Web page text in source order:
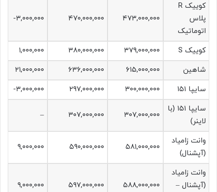
کوییک R
پلاس
اتوماتیک
۴۷۳,۰۰۰,۰۰۰ ۴۷۰,۰۰۰,۰۰۰ ۳,۰۰۰,۰۰۰-
کوییک S ۳۷۹,۰۰۰,۰۰۰ ۳۸۰,۰۰۰,۰۰۰
۱,۰۰۰,۰۰۰
شاهین
۶۱۵,۰۰۰,۰۰۰ ۶۳۶,۰۰۰,۰۰۰
۲۱,۰۰۰,۰۰۰
سایپا ۱۵۱
۳۰۰,۰۰۰,۰۰۰ ۲۹۷,۰۰۰,۰۰۰
۳,۰۰۰,۰۰۰-
سایپا ۱۵۱ (با
لاینر)
۳۰۷,۰۰۰,۰۰۰ ۳۰۷,۰۰۰,۰۰۰ –
وانت زامیاد
(آپشنال)
۵۸۱,۰۰۰,۰۰۰ ۵۹۰,۰۰۰,۰۰۰ ۹,۰۰۰,۰۰۰
وانت زامیاد
(آپشنال –
۵۸۸,۰۰۰,۰۰۰ ۵۹۷,۰۰۰,۰۰۰ ۹,۰۰۰,۰۰۰